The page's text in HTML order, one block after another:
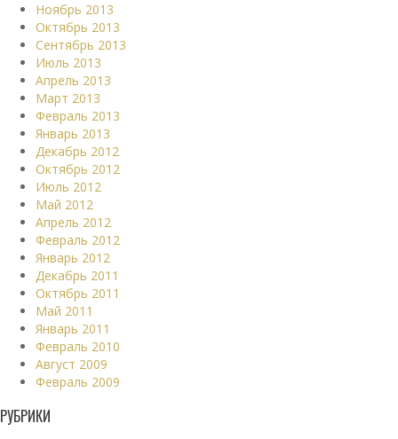
Ноябрь 2013
Октябрь 2013
Сентябрь 2013
Июль 2013
Апрель 2013
Март 2013
Февраль 2013
Январь 2013
Декабрь 2012
Октябрь 2012
Июль 2012
Май 2012
Апрель 2012
Февраль 2012
Январь 2012
Декабрь 2011
Октябрь 2011
Май 2011
Январь 2011
Февраль 2010
Август 2009
Февраль 2009
РУБРИКИ